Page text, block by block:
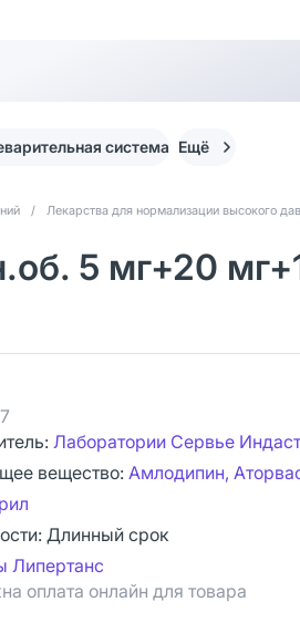
система Ещё
/ Лекарства для нормализации высокого
5 мг+20
Лаборатории Сервье
вещество: Амлодипин,
Длинный срок
Липертанс
оплата онлайн для товара